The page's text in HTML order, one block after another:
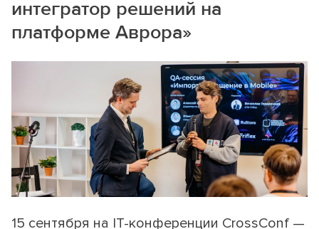
интегратор решений на
платформе Аврора»
15 сентября на IT-конференции CrossConf —